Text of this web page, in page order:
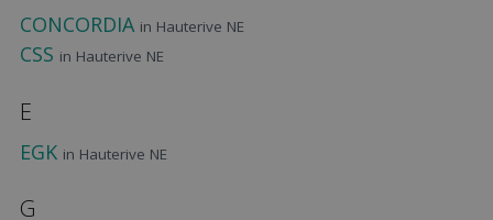
CONCORDIA in Hauterive NE
CSS in Hauterive NE
E
EGK in Hauterive NE
G